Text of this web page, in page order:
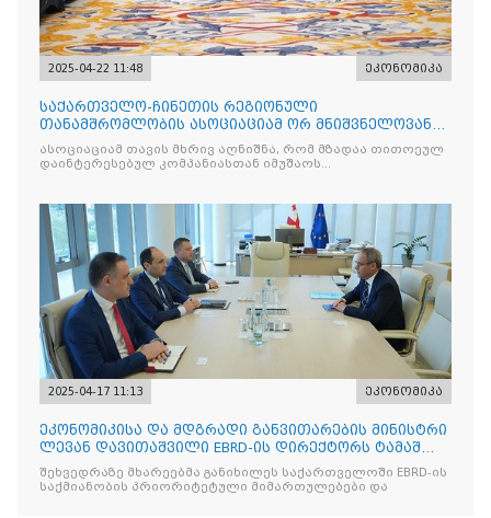
2025-04-22 11:48 ეკონომიკა
საქართველო-ჩინეთის რეგიონული
თანამშრომლობის ასოციაციამ ორ მნიშვნელოვან
მემორანდუმს მოაწერა ხელი
ასოციაციამ თავის მხრივ აღნიშნა, რომ მზადაა თითოეულ
დაინტერესებულ კომპანიასთან იმუშაოს
2025-04-17 11:13 ეკონომიკა
ეკონომიკისა და მდგრადი განვითარების მინისტრი
ლევან დავითაშვილი EBRD-ის დირექტორს ტამაშ
ვოჟნიტს შეხვდ
შეხვედრაზე მხარეებმა განიხილეს საქართველოში EBRD-ის
საქმიანობის პრიორიტეტული მიმართულებები და